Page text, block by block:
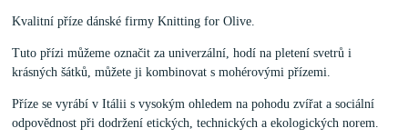
Kvalitní příze dánské firmy Knitting for Olive.
Tuto přízi můžeme označit za univerzální, hodí na pletení svetrů i
krásných šátků, můžete ji kombinovat s mohérovými přízemi.
Příze se vyrábí v Itálii s vysokým ohledem na pohodu zvířat a sociální
odpovědnost při dodržení etických, technických a ekologických norem.